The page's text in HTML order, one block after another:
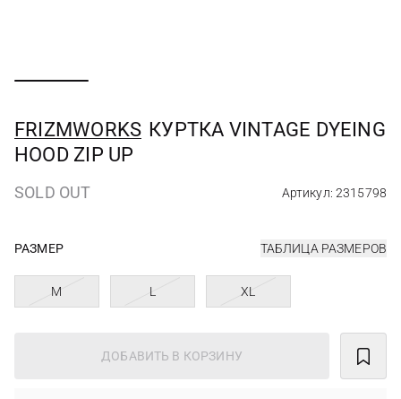
FRIZMWORKS КУРТКА VINTAGE DYEING
HOOD ZIP UP
SOLD OUT Артикул: 2315798
РАЗМЕР ТАБЛИЦА РАЗМЕРОВ
M L XL
ДОБАВИТЬ В КОРЗИНУ